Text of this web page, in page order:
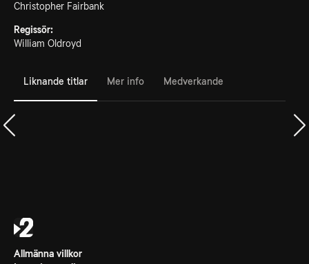
Christopher Fairbank
Regissör:
William Oldroyd
Liknande titlar Mer info Medverkande
Allmänna villkor